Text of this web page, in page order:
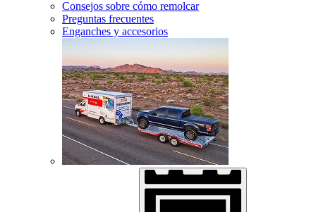
Consejos sobre cómo remolcar
Preguntas frecuentes
Enganches y accesorios